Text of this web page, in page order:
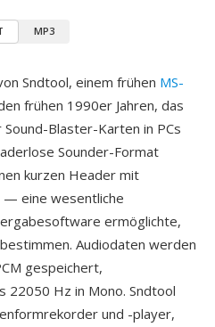
MP3
Sndtool, einem frühen MS-
frühen 1990er Jahren, das
Blaster-Karten in PCs
Sounder-Format
kurzen Header mit
— eine wesentliche
ermöglichte,
Audiodaten werden
gespeichert,
22050 Hz in Mono. Sndtool
und -player,